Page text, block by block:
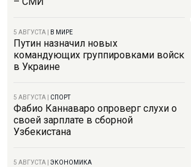
5 АВГУСТА В МИРЕ
Путин назначил новых
командующих группировками войск
в Украине
5 АВГУСТА СПОРТ
Фабио Каннаваро опроверг слухи о
своей зарплате в сборной
Узбекистана
5 АВГУСТА ЭКОНОМИКА